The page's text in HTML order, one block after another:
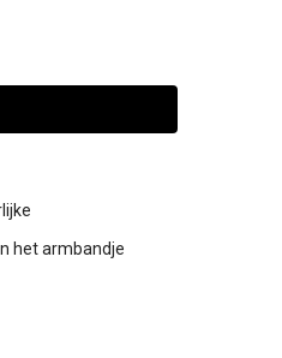
het armbandje